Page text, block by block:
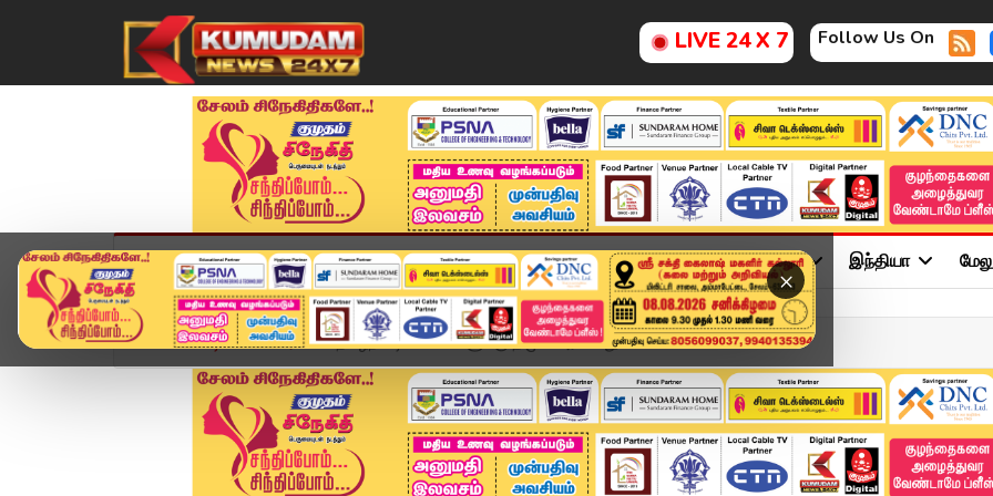
LIVE 24 X 7 Follow Us On
×
முகப்பு விளையாட்டு அண்மை தமிழ்நாடு சினிமா அரசியல் விளையாட்டு இந்தியா
Home வீடியோ ஸ்டோரி "தமிழ்நாட்டின் மகள்களுக்கு திமுக அரசு பாதுகாப்ப...